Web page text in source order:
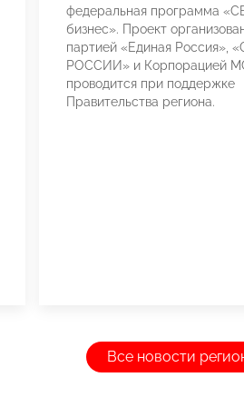
федеральная программа
бизнес». Проект
партией «Единая Россия»,
РОССИИ» и Корпорацией
проводится при поддержке
Правительства региона.
Все новости